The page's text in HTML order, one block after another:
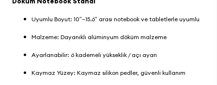
Uyumlu Boyut: 10″–15.6″ arası notebook ve tabletlerle uyumlu
Malzeme: Dayanıklı alüminyum döküm malzeme
Ayarlanabilir: 6 kademeli yükseklik / açı ayarı
Kaymaz Yüzey: Kaymaz silikon pedler, güvenli kullanım